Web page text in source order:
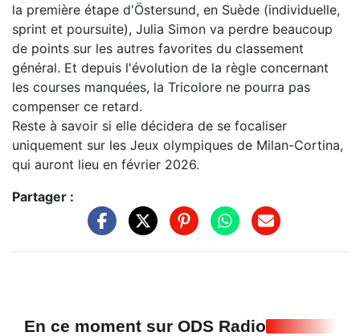
la première étape d'Östersund, en Suède (individuelle,
sprint et poursuite), Julia Simon va perdre beaucoup
de points sur les autres favorites du classement
général. Et depuis l'évolution de la règle concernant
les courses manquées, la Tricolore ne pourra pas
compenser ce retard.
Reste à savoir si elle décidera de se focaliser
uniquement sur les Jeux olympiques de Milan-Cortina,
qui auront lieu en février 2026.
Partager :
En ce moment sur ODS Radio